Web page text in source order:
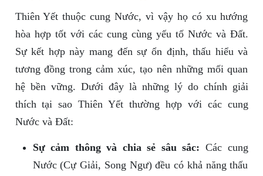
Thiên Yết thuộc cung Nước, vì vậy họ có xu hướng
hòa hợp tốt với các cung cùng yếu tố Nước và Đất.
Sự kết hợp này mang đến sự ổn định, thấu hiểu và
tương đồng trong cảm xúc, tạo nên những mối quan
hệ bền vững. Dưới đây là những lý do chính giải
thích tại sao Thiên Yết thường hợp với các cung
Nước và Đất:
Sự cảm thông và chia sẻ sâu sắc: Các cung
Nước (Cự Giải, Song Ngư) đều có khả năng thấu